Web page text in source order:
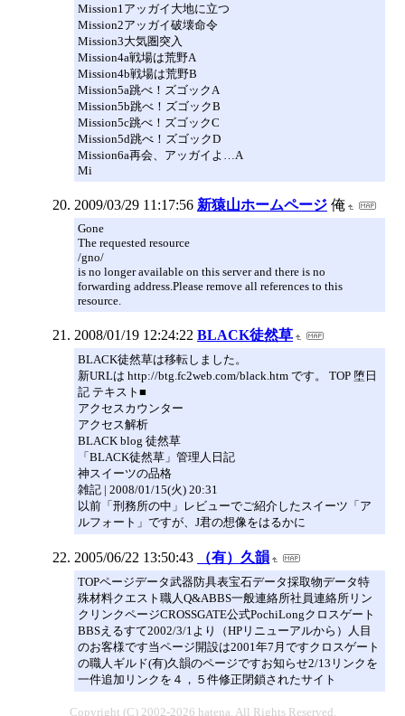
Mission1アッガイ大地に立つ
Mission2アッガイ破壊命令
Mission3大気圏突入
Mission4a戦場は荒野A
Mission4b戦場は荒野B
Mission5a跳べ！ズゴックA
Mission5b跳べ！ズゴックB
Mission5c跳べ！ズゴックC
Mission5d跳べ！ズゴックD
Mission6a再会、アッガイよ…A
Mi
2009/03/29 11:17:56 新猿山ホームページ 俺
Gone
The requested resource
/gno/
is no longer available on this server and there is no
forwarding address.Please remove all references to this
resource.
2008/01/19 12:24:22 BLACK徒然草
BLACK徒然草は移転しました。
新URLは http://btg.fc2web.com/black.htm です。 TOP 堕日
記 テキスト■
アクセスカウンター
アクセス解析
BLACK blog 徒然草
「BLACK徒然草」管理人日記
神スイーツの品格
雑記 | 2008/01/15(火) 20:31
以前「刑務所の中」レビューでご紹介したスイーツ「ア
ルフォート」ですが、J君の想像をはるかに
2005/06/22 13:50:43 （有）久韻
TOPページデータ武器防具表宝石データ採取物データ特
殊材料クエスト職人Q&ABBS一般連絡所社員連絡所リン
クリンクページCROSSGATE公式PochiLongクロスゲート
BBSえるすて2002/3/1より（HPリニューアルから）人目
のお客様です当ページ開設は2001年7月ですクロスゲート
の職人ギルド(有)久韻のページですお知らせ2/13リンクを
一件追加リンクを４，５件修正閉鎖されたサイト
Copyright (C) 2002-2026 hatena. All Rights Reserved.